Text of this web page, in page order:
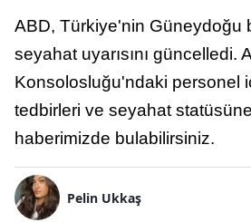
ABD, Türkiye'nin Güneydoğu
seyahat uyarısını güncelledi.
Konsolosluğu'ndaki personel
tedbirleri ve seyahat
haberimizde bulabilirsiniz.
Pelin Ukkaş